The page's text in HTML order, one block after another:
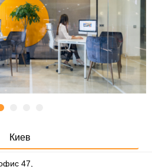
Киев
47,